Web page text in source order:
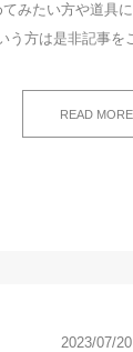
みたい方や道具
う方は是非記事を
READ MORE
2023/07/20